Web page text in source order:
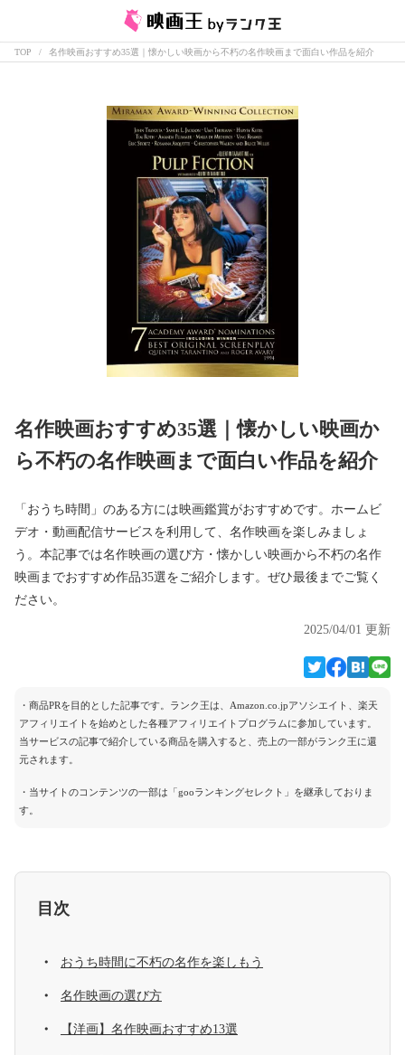
TOP 名作映画おすすめ35選｜懐かしい映画から不朽の名作映画まで面白い作品を紹介
名作映画おすすめ35選｜懐かしい映画か
ら不朽の名作映画まで面白い作品を紹介
「おうち時間」のある方には映画鑑賞がおすすめです。ホームビ
デオ・動画配信サービスを利用して、名作映画を楽しみましょ
う。本記事では名作映画の選び方・懐かしい映画から不朽の名作
映画までおすすめ作品35選をご紹介します。ぜひ最後までご覧く
ださい。
2025/04/01 更新
・商品PRを目的とした記事です。ランク王は、Amazon.co.jpアソシエイト、楽天
アフィリエイトを始めとした各種アフィリエイトプログラムに参加しています。
当サービスの記事で紹介している商品を購入すると、売上の一部がランク王に還
元されます。
・当サイトのコンテンツの一部は「gooランキングセレクト」を継承しておりま
す。
目次
おうち時間に不朽の名作を楽しもう
名作映画の選び方
【洋画】名作映画おすすめ13選